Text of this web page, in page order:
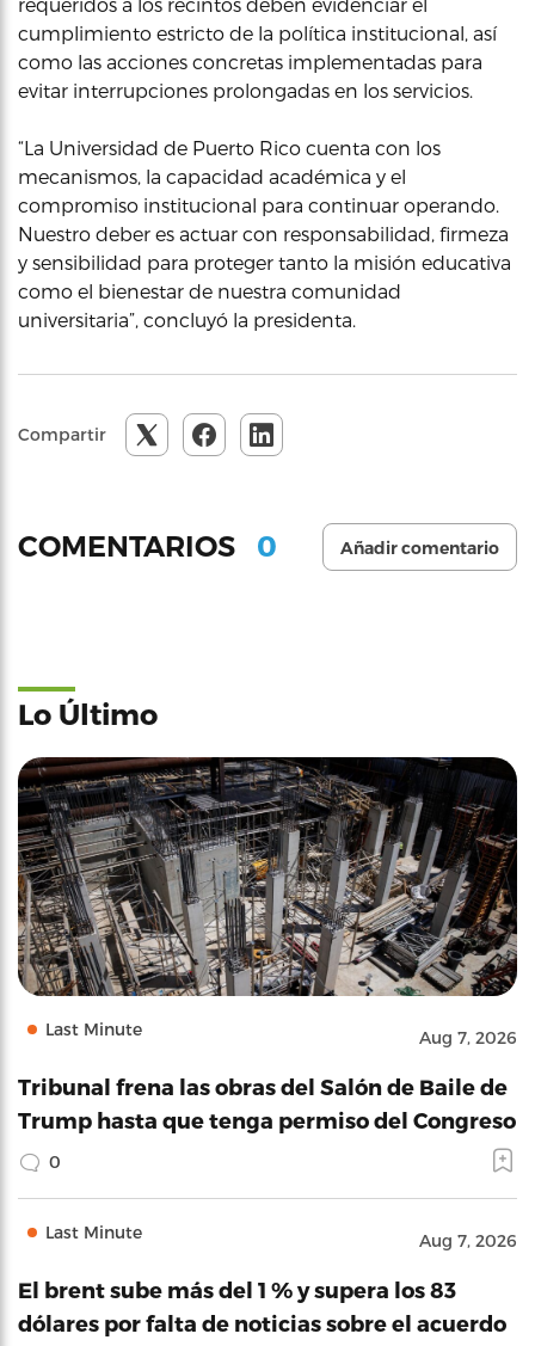
cumplimiento estricto de la política institucional, así
como las acciones concretas implementadas para
evitar interrupciones prolongadas en los servicios.
“La Universidad de Puerto Rico cuenta con los
mecanismos, la capacidad académica y el
compromiso institucional para continuar operando.
Nuestro deber es actuar con responsabilidad, firmeza
y sensibilidad para proteger tanto la misión educativa
como el bienestar de nuestra comunidad
universitaria”, concluyó la presidenta.
Compartir
COMENTARIOS 0 Añadir comentario
Lo Último
Last Minute Aug 7, 2026
Tribunal frena las obras del Salón de Baile de
Trump hasta que tenga permiso del Congreso
0
Last Minute Aug 7, 2026
El brent sube más del 1 % y supera los 83
dólares por falta de noticias sobre el acuerdo